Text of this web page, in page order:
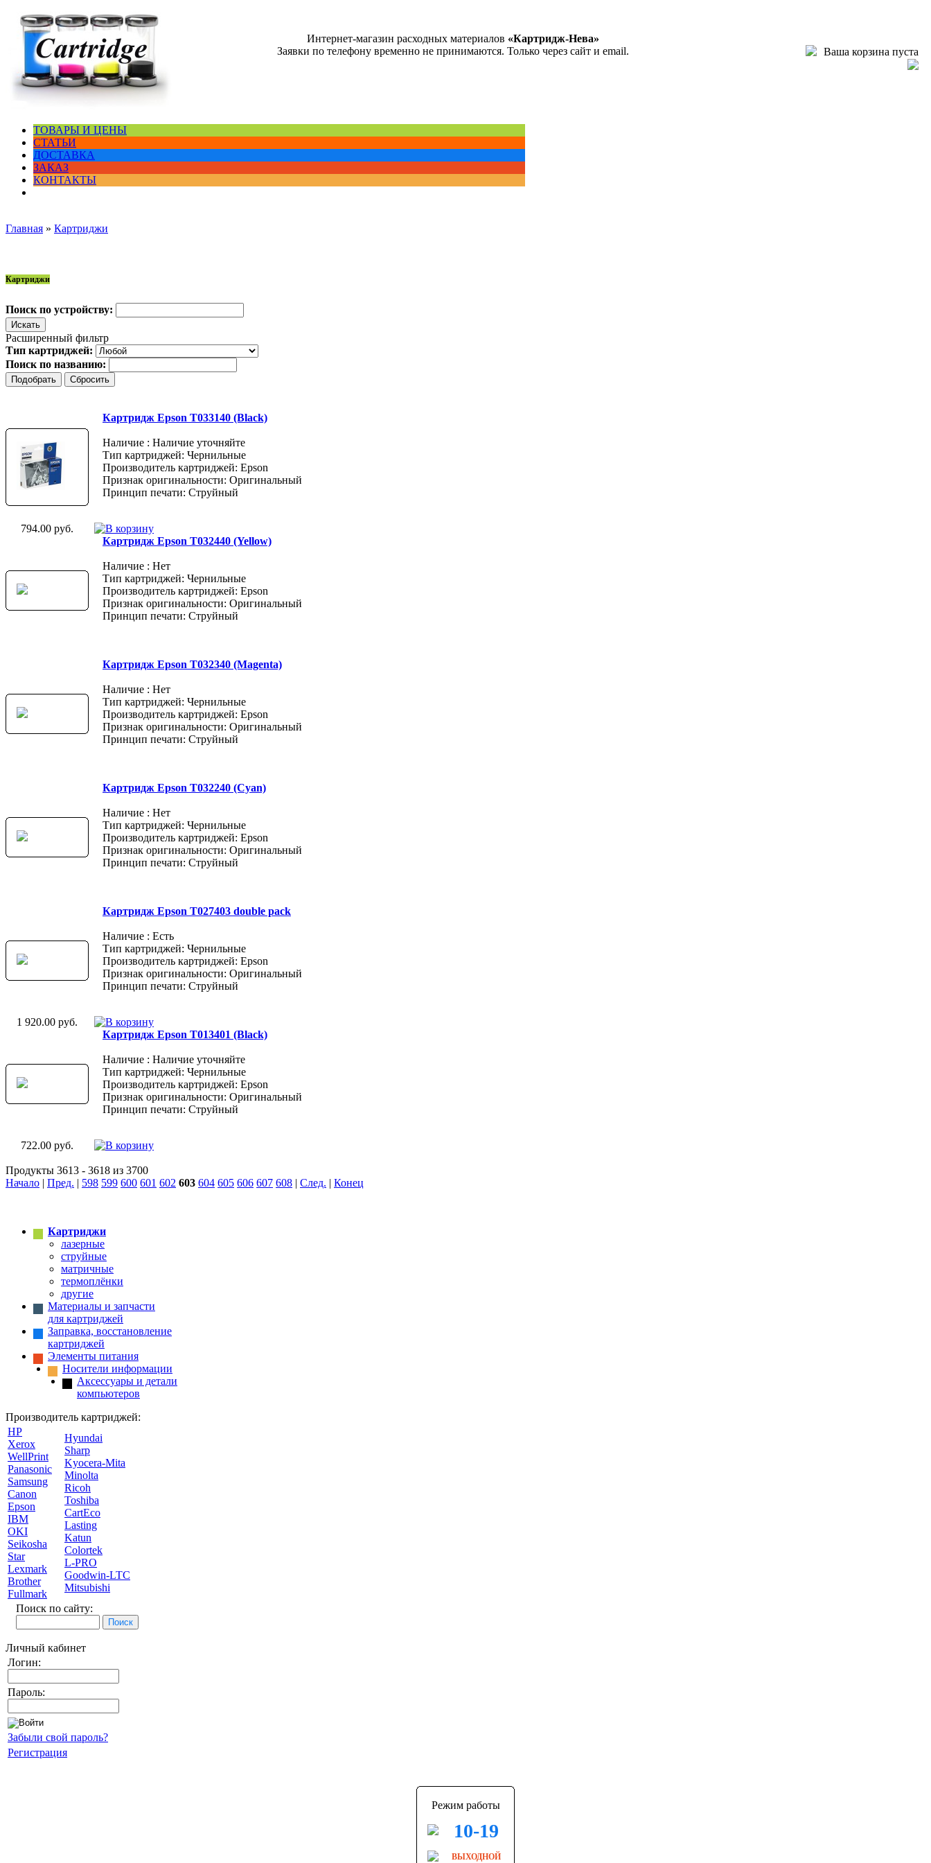
Интернет-магазин расходных материалов «Картридж-Нева»
Заявки по телефону временно не принимаются. Только через сайт и email.
Ваша корзина пуста
ТОВАРЫ И ЦЕНЫ
СТАТЬИ
ДОСТАВКА
ЗАКАЗ
КОНТАКТЫ
Главная » Картриджи
Картриджи
Поиск по устройству:
Расширенный фильтр
Тип картриджей:
Поиск по названию:
Картридж Epson T033140 (Black)
Наличие : Наличие уточняйте
Тип картриджей: Чернильные
Производитель картриджей: Epson
Признак оригинальности: Оригинальный
Принцип печати: Струйный
794.00 руб.
Картридж Epson T032440 (Yellow)
Наличие : Нет
Тип картриджей: Чернильные
Производитель картриджей: Epson
Признак оригинальности: Оригинальный
Принцип печати: Струйный
Картридж Epson T032340 (Magenta)
Наличие : Нет
Тип картриджей: Чернильные
Производитель картриджей: Epson
Признак оригинальности: Оригинальный
Принцип печати: Струйный
Картридж Epson T032240 (Cyan)
Наличие : Нет
Тип картриджей: Чернильные
Производитель картриджей: Epson
Признак оригинальности: Оригинальный
Принцип печати: Струйный
Картридж Epson T027403 double pack
Наличие : Есть
Тип картриджей: Чернильные
Производитель картриджей: Epson
Признак оригинальности: Оригинальный
Принцип печати: Струйный
1 920.00 руб.
Картридж Epson T013401 (Black)
Наличие : Наличие уточняйте
Тип картриджей: Чернильные
Производитель картриджей: Epson
Признак оригинальности: Оригинальный
Принцип печати: Струйный
722.00 руб.
Продукты 3613 - 3618 из 3700
Начало | Пред. | 598 599 600 601 602 603 604 605 606 607 608 | След. | Конец
Картриджи
лазерные
струйные
матричные
термоплёнки
другие
Материалы и запчасти
для картриджей
Заправка, восстановление
картриджей
Элементы питания
Носители информации
Аксессуары и детали
компьютеров
Производитель картриджей:
HP
Xerox
WellPrint
Panasonic
Samsung
Canon
Epson
IBM
OKI
Seikosha
Star
Lexmark
Brother
Fullmark
Hyundai
Sharp
Kyocera-Mita
Minolta
Ricoh
Toshiba
CartEco
Lasting
Katun
Colortek
L-PRO
Goodwin-LTC
Mitsubishi
Поиск по сайту:
Личный кабинет
Логин:
Пароль:
Забыли свой пароль?
Регистрация
Режим работы
10-19
ВЫХОДНОЙ